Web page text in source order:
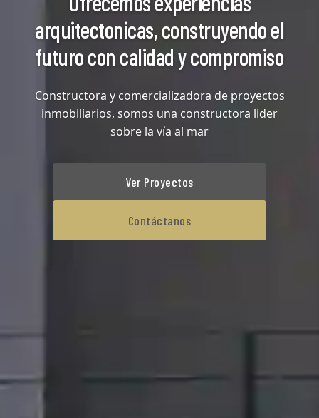
arquitectonicas, construyendo el
futuro con calidad y compromiso
Constructora y comercializadora de proyectos
inmobiliarios, somos una constructora lider
sobre la vía al mar
Ver Proyectos
Contáctanos